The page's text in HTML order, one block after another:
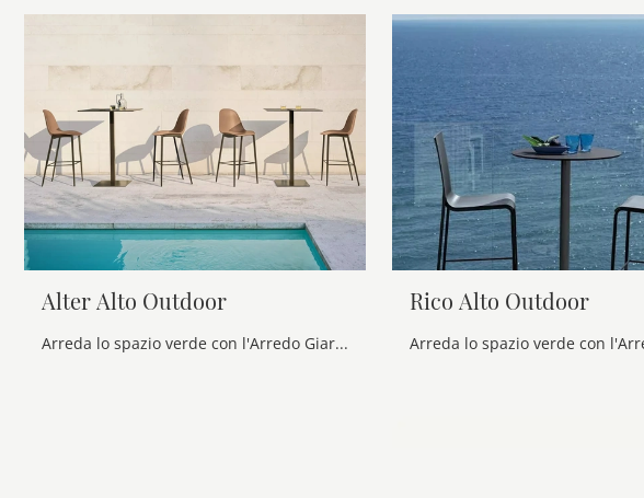
Alter Alto Outdoor
Arreda lo spazio verde con l'Arredo Giardino Bontempi! Set e tavolini da giardino in metallo, come il modello Alter Alto Outdoor, ti attendono!
Rico Alto Outdoor